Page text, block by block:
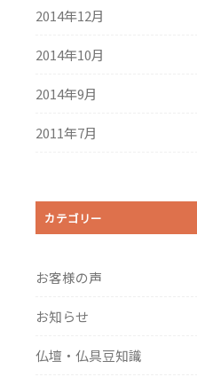
2014年12月
2014年10月
2014年9月
2011年7月
カテゴリー
お客様の声
お知らせ
仏壇・仏具豆知識